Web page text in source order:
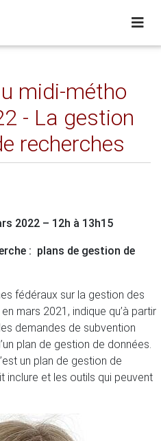
midi-métho
- La gestion
recherches
2022 – 12h à 13h15
: plans de gestion de
fédéraux sur la gestion des
mars 2021, indique qu’à partir
demandes de subvention
plan de gestion de données.
un plan de gestion de
inclure et les outils qui peuvent